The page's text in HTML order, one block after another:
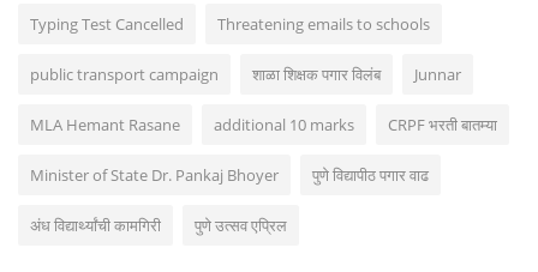
Typing Test Cancelled Threatening emails to schools
public transport campaign शाळा शिक्षक पगार विलंब Junnar
MLA Hemant Rasane additional 10 marks CRPF भरती बातम्या
Minister of State Dr. Pankaj Bhoyer पुणे विद्यापीठ पगार वाढ
अंध विद्यार्थ्यांची कामगिरी पुणे उत्सव एप्रिल